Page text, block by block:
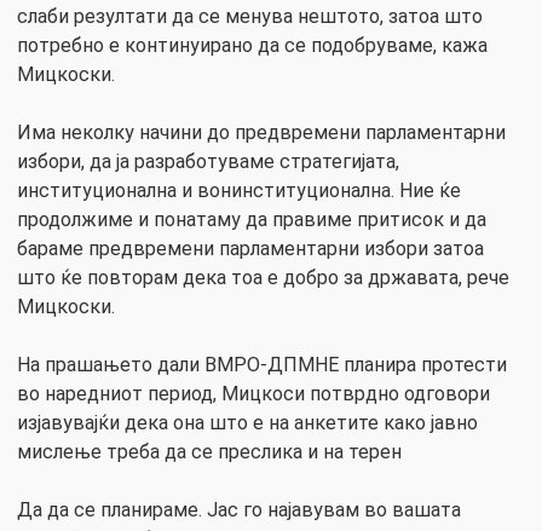
слаби резултати да се менува нештото, затоа што
потребно е континуирано да се подобруваме, кажа
Мицкоски.
Има неколку начини до предвремени парламентарни
избори, да ја разработуваме стратегијата,
институционална и вонинституционална. Ние ќе
продолжиме и понатаму да правиме притисок и да
бараме предвремени парламентарни избори затоа
што ќе повторам дека тоа е добро за државата, рече
Мицкоски.
На прашањето дали ВМРО-ДПМНЕ планира протести
во наредниот период, Мицкоси потврдно одговори
изјавувајќи дека она што е на анкетите како јавно
мислење треба да се преслика и на терен
Да да се планираме. Јас го најавувам во вашата